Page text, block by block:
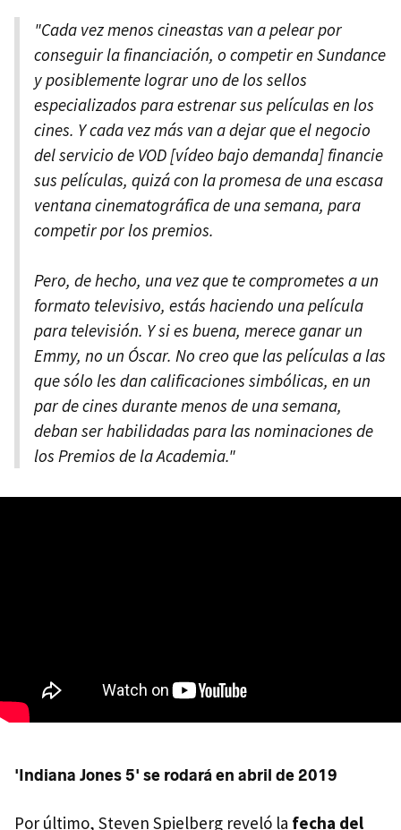
"Cada vez menos cineastas van a pelear por
conseguir la financiación, o competir en Sundance
y posiblemente lograr uno de los sellos
especializados para estrenar sus películas en los
cines. Y cada vez más van a dejar que el negocio
del servicio de VOD [vídeo bajo demanda] financie
sus películas, quizá con la promesa de una escasa
ventana cinematográfica de una semana, para
competir por los premios.
Pero, de hecho, una vez que te comprometes a un
formato televisivo, estás haciendo una película
para televisión. Y si es buena, merece ganar un
Emmy, no un Óscar. No creo que las películas a las
que sólo les dan calificaciones simbólicas, en un
par de cines durante menos de una semana,
deban ser habilidadas para las nominaciones de
los Premios de la Academia."
'Indiana Jones 5' se rodará en abril de 2019
Por último, Steven Spielberg reveló la fecha del